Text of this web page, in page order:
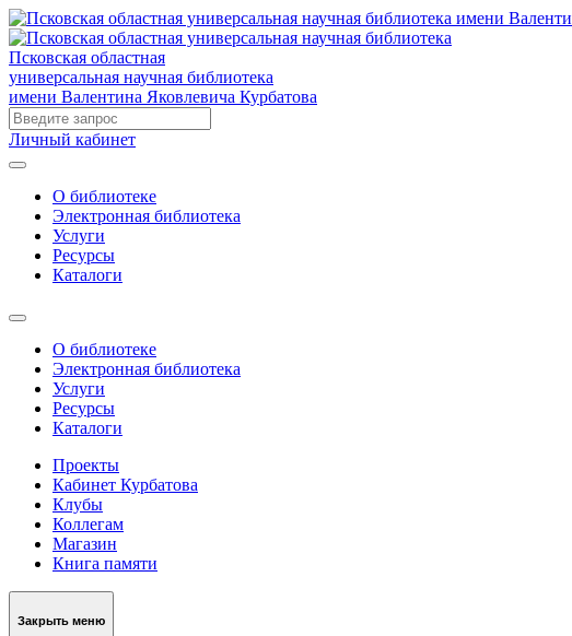
Псковская областная
универсальная научная библиотека
имени Валентина Яковлевича Курбатова
Личный кабинет
О библиотеке
Электронная библиотека
Услуги
Ресурсы
Каталоги
О библиотеке
Электронная библиотека
Услуги
Ресурсы
Каталоги
Проекты
Кабинет Курбатова
Клубы
Коллегам
Магазин
Книга памяти
Закрыть меню